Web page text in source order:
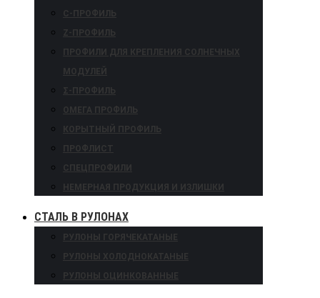
С-ПРОФИЛЬ
Z-ПРОФИЛЬ
ПРОФИЛИ ДЛЯ КРЕПЛЕНИЯ СОЛНЕЧНЫХ
МОДУЛЕЙ
Σ-ПРОФИЛЬ
ОМЕГА ПРОФИЛЬ
КОРЫТНЫЙ ПРОФИЛЬ
ПРОФЛИСТ
СПЕЦПРОФИЛИ
НЕМЕРНАЯ ПРОДУКЦИЯ И ИЗЛИШКИ
СТАЛЬ В РУЛОНАХ
РУЛОНЫ ГОРЯЧЕКАТАНЫЕ
РУЛОНЫ ХОЛОДНОКАТАНЫЕ
РУЛОНЫ ОЦИНКОВАННЫЕ